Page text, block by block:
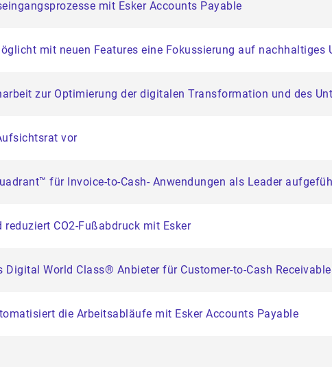
mit Esker Accounts Payable
mit neuen Features eine Fokussierung auf nachhaltiges
zur Optimierung der digitalen Transformation und des
vor
für Invoice-to-Cash- Anwendungen als Leader
CO2-Fußabdruck mit Esker
World Class® Anbieter für Customer-to-Cash
die Arbeitsabläufe mit Esker Accounts Payable